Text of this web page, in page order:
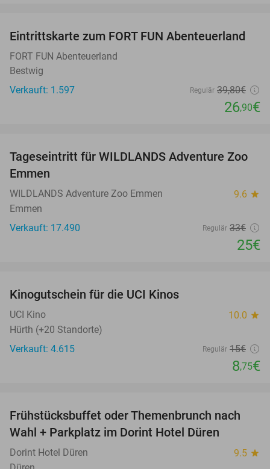
32%
Eintrittskarte zum FORT FUN Abenteuerland
FORT FUN Abenteuerland
Bestwig
Verkauft: 1.597
Regulär 39,80€
26,90€
24%
Tageseintritt für WILDLANDS Adventure Zoo
Emmen
WILDLANDS Adventure Zoo Emmen 9.6 star
Emmen
Verkauft: 17.490
Regulär 33€
25€
Kinogutschein für die UCI Kinos
UCI Kino 10.0 star
Hürth (+20 Standorte)
Verkauft: 4.615
Regulär 15€
8,75€
60%
Frühstücksbuffet oder Themenbrunch nach
Wahl + Parkplatz im Dorint Hotel Düren
Dorint Hotel Düren 9.5 star